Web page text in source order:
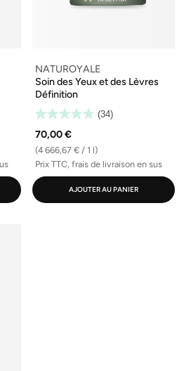
NATUROYALE
Soin des Yeux et des Lèvres
Définition
(34)
70,00 €
(4 666,67 € / 1 l)
Prix TTC, frais de livraison en sus
AJOUTER AU PANIER